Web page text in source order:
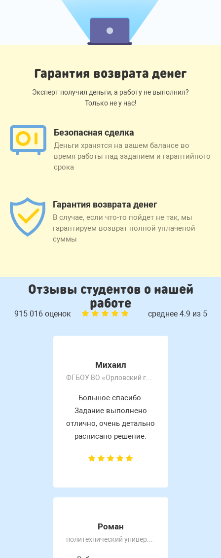
Гарантия возврата денег
Эксперт получил деньги, а работу не выполнил?
Только не у нас!
Безопасная сделка
Деньги хранятся на вашем балансе во
время работы над заданием и гарантийного
срока
Гарантия возврата денег
В случае, если что-то пойдет не так, мы
гарантируем возврат полной уплаченой
суммы
Отзывы студентов о нашей
работе
915 016 оценок среднее 4.9 из 5
Михаил
ФГБОУ ВО «Орловский государственный университет имени И.С. Тургенева»
Большое спасибо.
Задание выполнено
отлично, очень детально
расписано решение.
Роман